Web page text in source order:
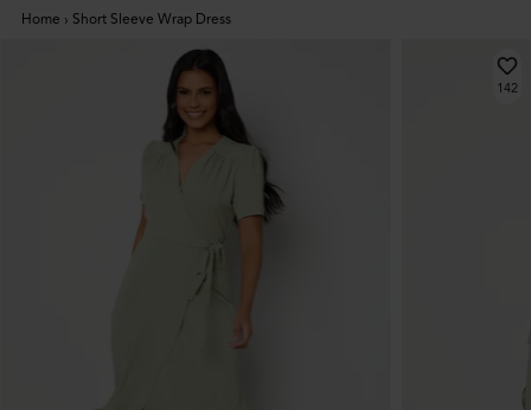
Home › Short Sleeve Wrap Dress
142